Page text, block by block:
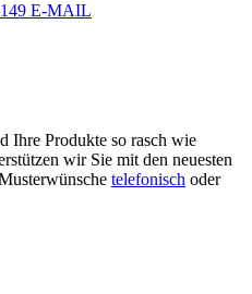
E-MAIL
Ihre Produkte so rasch wie
wir Sie mit den neuesten
telefonisch oder